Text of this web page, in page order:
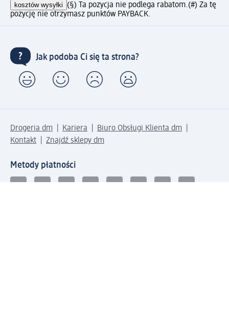
kosztów wysyłki (§) Ta pozycja nie podlega rabatom.(#) Za tę
pozycję nie otrzymasz punktów PAYBACK.
Jak podoba Ci się ta strona?
Drogeria dm Kariera
Biuro Obsługi Klienta dm
Kontakt
Znajdź sklepy dm
Metody płatności